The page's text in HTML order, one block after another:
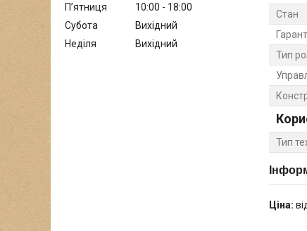
Стан
Тип
Тип
Ціна:
Пʼятниця
10:00
18:00
Субота
Вихідний
Неділя
Вихідний